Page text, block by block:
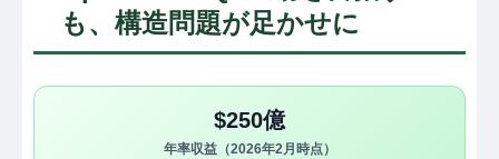
も、構造問題が足かせに
$250億
年率収益（2026年2月時点）